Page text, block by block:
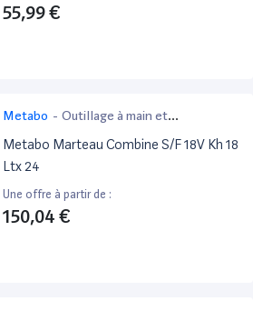
55,99 €
Metabo - Outillage à main et
électroportatif
Metabo Marteau Combine S/F 18V Kh 18
Ltx 24
Une offre à partir de :
150,04 €